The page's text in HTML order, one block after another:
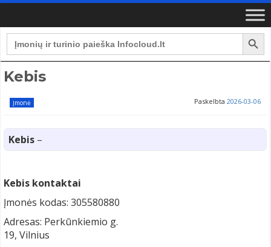
Search
for:
Search Button
Kebis
Įmonė Paskelbta 2026-03-06
Kebis –
Kebis kontaktai
Įmonės kodas: 305580880
Adresas: Perkūnkiemio g.
19, Vilnius